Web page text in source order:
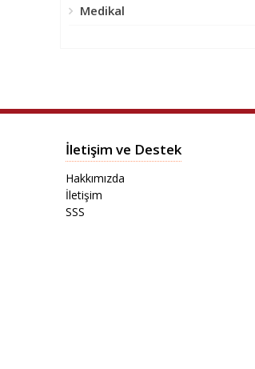
Medikal
İletişim ve Destek
Hakkımızda
İletişim
SSS